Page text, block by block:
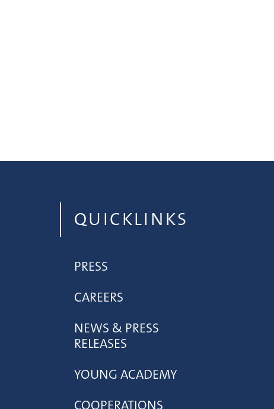
QUICKLINKS
PRESS
CAREERS
NEWS & PRESS
RELEASES
YOUNG ACADEMY
COOPERATIONS